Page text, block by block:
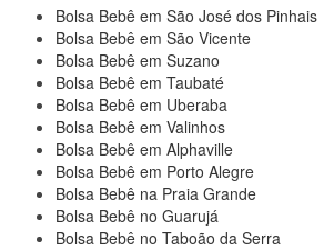
Bolsa Bebê em São José dos Pinhais
Bolsa Bebê em São Vicente
Bolsa Bebê em Suzano
Bolsa Bebê em Taubaté
Bolsa Bebê em Uberaba
Bolsa Bebê em Valinhos
Bolsa Bebê em Alphaville
Bolsa Bebê em Porto Alegre
Bolsa Bebê na Praia Grande
Bolsa Bebê no Guarujá
Bolsa Bebê no Taboão da Serra